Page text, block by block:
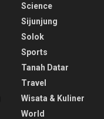
Science
Sijunjung
Solok
Sports
Tanah Datar
Travel
Wisata & Kuliner
World